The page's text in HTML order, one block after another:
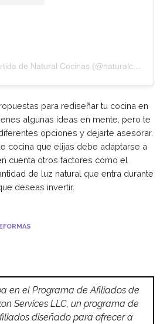
Una publicación compartida de Natural Cocinas (@naturalcocinas)
para rediseñar tu cocina en
algunas ideas en mente, pero te
opciones y dejarte asesorar.
cocina que elijas debe adaptarse a
cuenta otros factores como el
de luz natural que entra durante
deseas invertir.
en el Programa de Afiliados de
Services LLC, un programa de
diseñado para ofrecer a